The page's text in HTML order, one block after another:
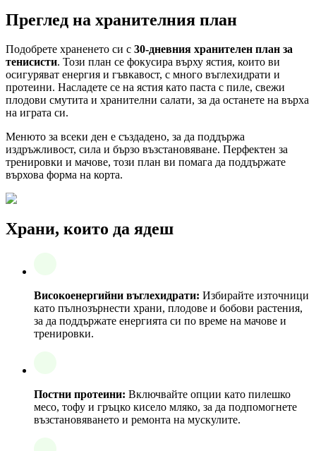
Преглед на хранителния план
Подобрете храненето си с 30-дневния хранителен план за
тенисисти. Този план се фокусира върху ястия, които ви
осигуряват енергия и гъвкавост, с много въглехидрати и
протеини. Насладете се на ястия като паста с пиле, свежи
плодови смутита и хранителни салати, за да останете на върха
на играта си.
Менюто за всеки ден е създадено, за да поддържа
издръжливост, сила и бързо възстановяване. Перфектен за
тренировки и мачове, този план ви помага да поддържате
върхова форма на корта.
Храни, които да ядеш
Високоенергийни въглехидрати: Избирайте източници
като пълнозърнести храни, плодове и бобови растения,
за да поддържате енергията си по време на мачове и
тренировки.
Постни протеини: Включвайте опции като пилешко
месо, тофу и гръцко кисело мляко, за да подпомогнете
възстановяването и ремонта на мускулите.